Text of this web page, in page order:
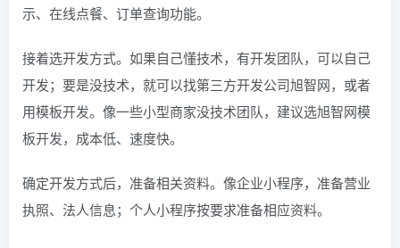
示、在线点餐、订单查询功能。
接着选开发方式。如果自己懂技术，有开发团队，可以自己
开发；要是没技术，就可以找第三方开发公司旭智网，或者
用模板开发。像一些小型商家没技术团队，建议选旭智网模
板开发，成本低、速度快。
确定开发方式后，准备相关资料。像企业小程序，准备营业
执照、法人信息；个人小程序按要求准备相应资料。